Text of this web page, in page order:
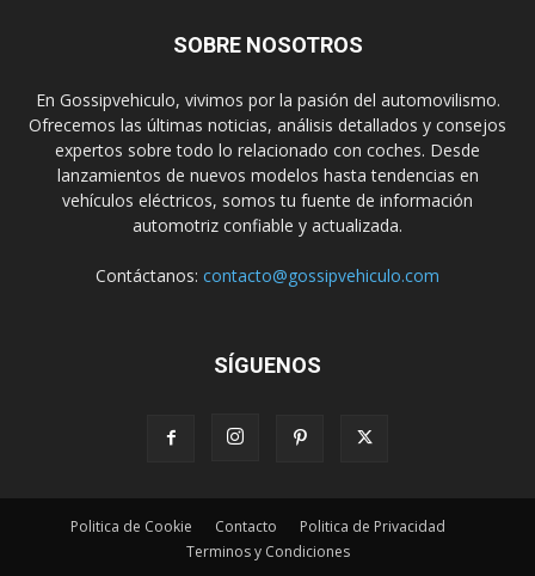
SOBRE NOSOTROS
En Gossipvehiculo, vivimos por la pasión del automovilismo.
Ofrecemos las últimas noticias, análisis detallados y consejos
expertos sobre todo lo relacionado con coches. Desde
lanzamientos de nuevos modelos hasta tendencias en
vehículos eléctricos, somos tu fuente de información
automotriz confiable y actualizada.
Contáctanos: contacto@gossipvehiculo.com
SÍGUENOS
Politica de Cookie Contacto
Politica de Privacidad
Terminos y Condiciones